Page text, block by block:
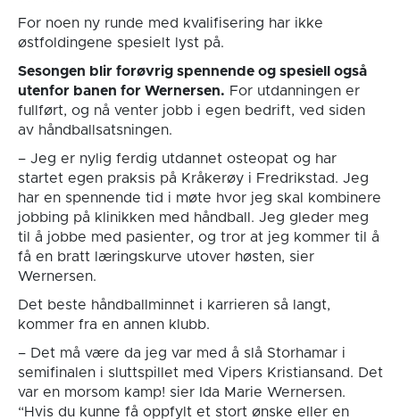
For noen ny runde med kvalifisering har ikke
østfoldingene spesielt lyst på.
Sesongen blir forøvrig spennende og spesiell også
utenfor banen for Wernersen. For utdanningen er
fullført, og nå venter jobb i egen bedrift, ved siden
av håndballsatsningen.
– Jeg er nylig ferdig utdannet osteopat og har
startet egen praksis på Kråkerøy i Fredrikstad. Jeg
har en spennende tid i møte hvor jeg skal kombinere
jobbing på klinikken med håndball. Jeg gleder meg
til å jobbe med pasienter, og tror at jeg kommer til å
få en bratt læringskurve utover høsten, sier
Wernersen.
Det beste håndballminnet i karrieren så langt,
kommer fra en annen klubb.
– Det må være da jeg var med å slå Storhamar i
semifinalen i sluttspillet med Vipers Kristiansand. Det
var en morsom kamp! sier Ida Marie Wernersen.
“Hvis du kunne få oppfylt et stort ønske eller en